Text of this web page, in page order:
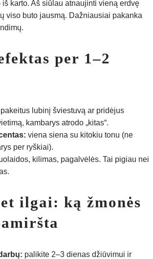
karto. Aš siūlau atnaujinti vieną erdvę
viso buto jausmą. Dažniausiai pakanka
per 1–2
pakeitus lubinį šviestuvą ar pridėjus
kambarys atrodo „kitas“.
viena siena su kitokiu tonu (ne
per ryškiai).
kilimas, pagalvėlės. Tai pigiau nei
ilgai: ką žmonės
palikite 2–3 dienas džiūvimui ir